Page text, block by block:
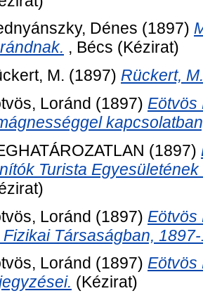
Dénes (1897)
, Bécs (Kézirat)
M. (1897) Rückert,
Loránd (1897) Eötvös
(1897)
Turista
Loránd (1897) Eötvös
Fizikai Társaságban,
Loránd (1897) Eötvös
(Kézirat)